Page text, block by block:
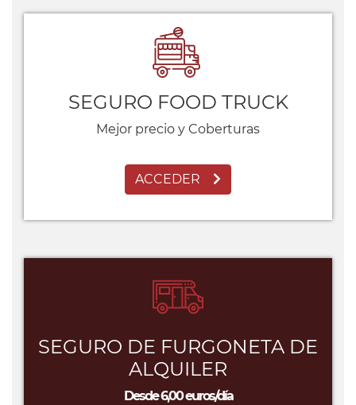
SEGURO FOOD TRUCK
Mejor precio y Coberturas
ACCEDER
SEGURO DE FURGONETA DE
ALQUILER
Desde 6,00 euros/día